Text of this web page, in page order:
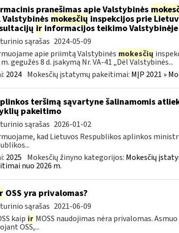
pranešimas apie Valstybinės
Valstybinės mokesčių inspekcijos prie
irinformacijos teikimo Valstybinėje
sąrašas 2024-05-09
apie priimtą Valstybinės mokesčių
gegužės 8 d. įsakymą Nr. VA-41 „Dėl Valstybinės...
2024 Mokesčių įstatymų pakeitimai: MĮP 2021 »
teršimą sąvartyne šalinamomis
pakeitimo
sąrašas 2026-01-02
kad Lietuvos Respublikos aplinkos
2025 Mokesčių žinyno kategorijos: Mokesčių
nuo 2026 m.
OSS yra privalomas?
sąrašas 2021-06-09
kaip ir MOSS naudojimas nėra privalomas.
OSS,...